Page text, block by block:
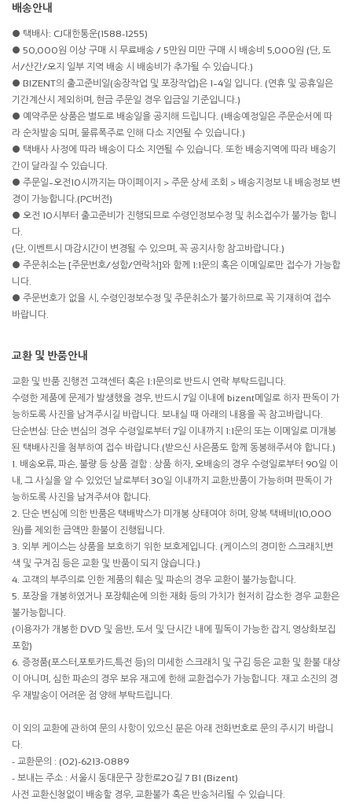
배송안내
● 택배사: CJ대한통운(1588-1255)
● 50,000원 이상 구매 시 무료배송 / 5만원 미만 구매 시 배송비 5,000원 (단, 도
서/산간/오지 일부 지역 배송 시 배송비가 추가될 수 있습니다.)
● BIZENT의 출고준비일(송장작업 및 포장작업)은 1~4일 입니다. (연휴 및 공휴일은
기간계산시 제외하며, 현금 주문일 경우 입금일 기준입니다.)
● 예약주문 상품은 별도로 배송일을 공지해 드립니다. (배송예정일은 주문순서에 따
라 순차발송 되며, 물류폭주로 인해 다소 지연될 수 있습니다.)
● 택배사 사정에 따라 배송이 다소 지연될 수 있습니다. 또한 배송지역에 따라 배송기
간이 달라질 수 있습니다.
● 주문일~오전10시까지는 마이페이지 > 주문 상세 조회 > 배송지정보 내 배송정보 변
경이 가능합니다.(PC버전)
● 오전 10시부터 출고준비가 진행되므로 수령인정보수정 및 취소접수가 불가능 합니
다.
(단, 이벤트시 마감시간이 변경될 수 있으며, 꼭 공지사항 참고바랍니다.)
● 주문취소는 [주문번호/성함/연락처]와 함께 1:1문의 혹은 이메일로만 접수가 가능합
니다.
● 주문번호가 없을 시, 수령인정보수정 및 주문취소가 불가하므로 꼭 기재하여 접수
바랍니다.
교환 및 반품안내
교환 및 반품 진행전 고객센터 혹은 1:1문의로 반드시 연락 부탁드립니다.
수령한 제품에 문제가 발생했을 경우, 반드시 7일 이내에 bizent메일로 하자 판독이 가
능하도록 사진을 남겨주시길 바랍니다. 보내실 때 아래의 내용을 꼭 참고바랍니다.
단순변심: 단순 변심의 경우 수령일로부터 7일 이내까지 1:1문의 또는 이메일로 미개봉
된 택배사진을 첨부하여 접수 바랍니다.(받으신 사은품도 함께 동봉해주셔야 합니다.)
1. 배송오류, 파손, 불량 등 상품 결함 : 상품 하자, 오배송의 경우 수령일로부터 90일 이
내, 그 사실을 알 수 있었던 날로부터 30일 이내까지 교환,반품이 가능하며 판독이 가
능하도록 사진을 남겨주셔야 합니다.
2. 단순 변심에 의한 반품은 택배박스가 미개봉 상태여야 하며, 왕복 택배비(10,000
원)를 제외한 금액만 환불이 진행됩니다.
3. 외부 케이스는 상품을 보호하기 위한 보호제입니다. (케이스의 경미한 스크래치,변
색 및 구겨짐 등은 교환 및 반품이 되지 않습니다.)
4. 고객의 부주의로 인한 제품의 훼손 및 파손의 경우 교환이 불가능합니다.
5. 포장을 개봉하였거나 포장훼손에 의한 재화 등의 가치가 현저히 감소한 경우 교환은
불가능합니다.
(이용자가 개봉한 DVD 및 음반, 도서 및 단시간 내에 필독이 가능한 잡지, 영상화보집
포함)
6. 증정품(포스터,포토카드,특전 등)의 미세한 스크래치 및 구김 등은 교환 및 환불 대상
이 아니며, 심한 파손의 경우 보유 재고에 한해 교환접수가 가능합니다. 재고 소진의 경
우 재발송이 어려운 점 양해 부탁드립니다.
이 외의 교환에 관하여 문의 사항이 있으신 분은 아래 전화번호로 문의 주시기 바랍니
다.
- 교환문의 : (02)-6213-0889
- 보내는 주소 : 서울시 동대문구 장한로20길 7 B1 (Bizent)
사전 교환신청없이 배송할 경우, 교환불가 혹은 반송처리될 수 있습니다.